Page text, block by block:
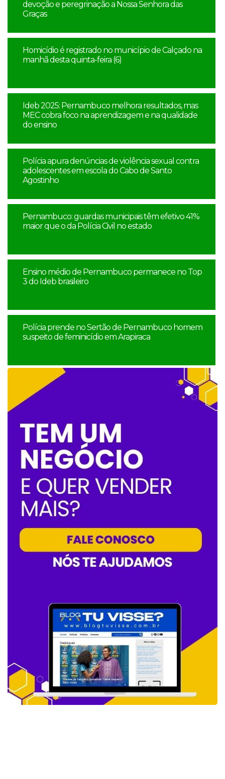
devoção e peregrinação a Nossa Senhora das
Graças
Homicídio é registrado no município de Calçado na
manhã desta quinta-feira (6)
Ideb 2025: Pernambuco melhora resultados, mas
MEC cobra foco na aprendizagem e na qualidade
do ensino
Polícia apura denúncias de violência sexual contra
adolescentes em escola do Cabo de Santo
Agostinho
Pernambuco: guardas municipais têm efetivo 41%
maior que o da Polícia Civil no estado
Ensino médio de Pernambuco permanece no Top
3 do Ideb brasileiro
Polícia prende no Sertão de Pernambuco homem
suspeito de feminicídio em Arapiraca